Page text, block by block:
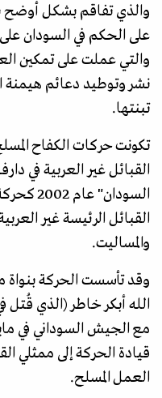
والذي تفاقم بشكل أوضح
والتي عملت على تمكين
نشر وتوطيد دعائم هيمنة
تبنتها.
تكونت حركات الكفاح
القبائل غير العربية في
القبائل الرئيسة غير
والمساليت.
الله أبكر خاطر (الذي
قيادة الحركة إلى ممثلي
العمل المسلح.